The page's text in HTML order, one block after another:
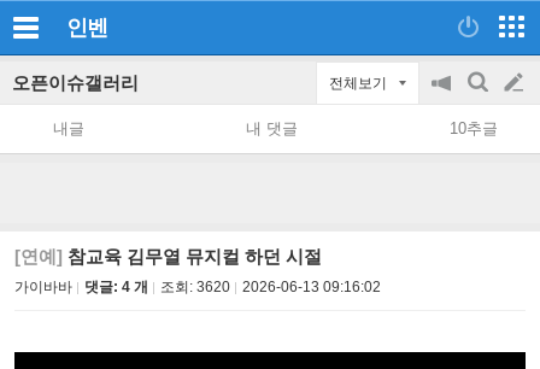
인벤
오픈이슈갤러리 전체보기
공
지
on/off
검
색
글
쓰
내글 내 댓글 10추글
[연예] 참교육 김무열 뮤지컬 하던 시절
가이바바 댓글: 4 개 조회: 3620 2026-06-13 09:16:02